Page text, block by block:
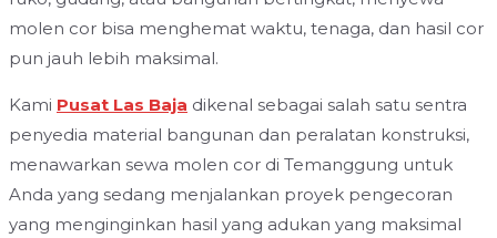
molen cor bisa menghemat waktu, tenaga, dan hasil cor
pun jauh lebih maksimal.
Kami Pusat Las Baja dikenal sebagai salah satu sentra
penyedia material bangunan dan peralatan konstruksi,
menawarkan sewa molen cor di Temanggung untuk
Anda yang sedang menjalankan proyek pengecoran
yang menginginkan hasil yang adukan yang maksimal